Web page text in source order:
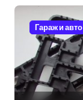
Гараж и авто